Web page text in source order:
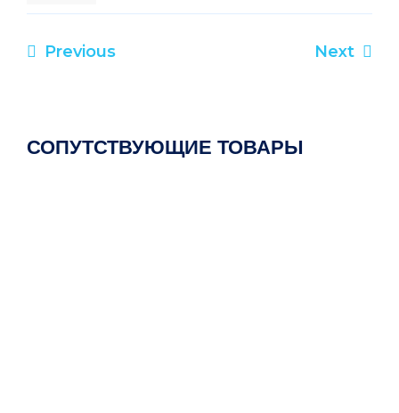
Навигация
записям
Previous Next
СОПУТСТВУЮЩИЕ ТОВАРЫ